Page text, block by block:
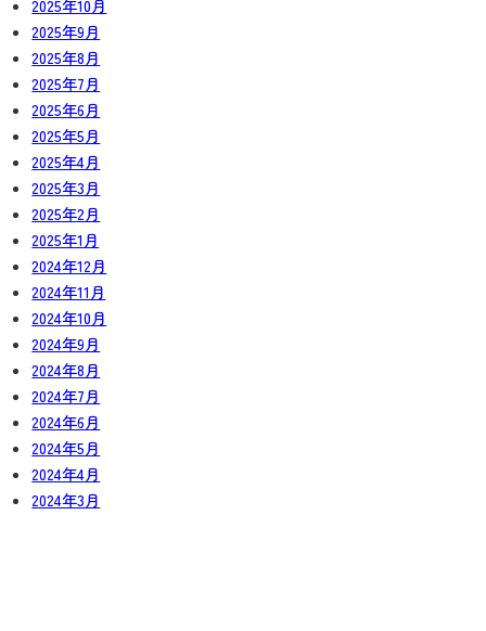
2025年10月
2025年9月
2025年8月
2025年7月
2025年6月
2025年5月
2025年4月
2025年3月
2025年2月
2025年1月
2024年12月
2024年11月
2024年10月
2024年9月
2024年8月
2024年7月
2024年6月
2024年5月
2024年4月
2024年3月